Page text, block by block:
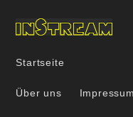
Startseite
Über uns Impressum